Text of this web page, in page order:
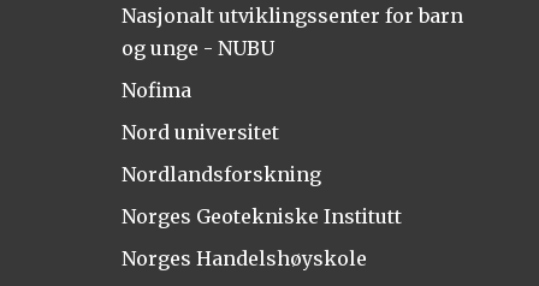
Nasjonalt utviklingssenter for barn
og unge - NUBU
Nofima
Nord universitet
Nordlandsforskning
Norges Geotekniske Institutt
Norges Handelshøyskole